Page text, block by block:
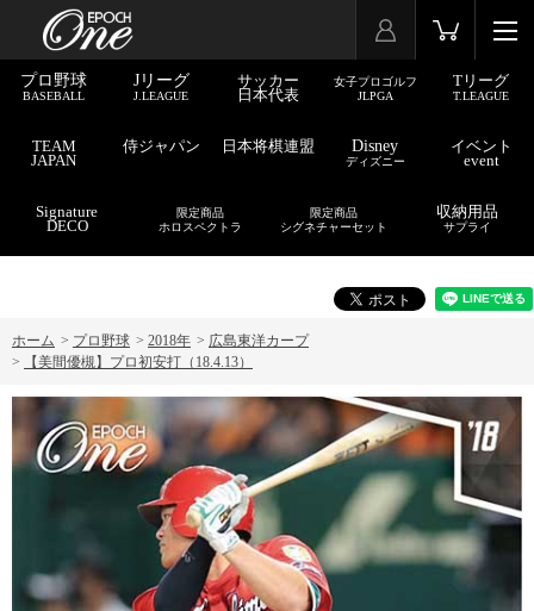
プロ野球
BASEBALL
Jリーグ
J.LEAGUE
サッカー
日本代表
女子プロゴルフ
JLPGA
Tリーグ
T.LEAGUE
TEAM
JAPAN
侍ジャパン 日本将棋連盟 Disney
ディズニー
イベント
event
Signature
DECO
限定商品
ホロスペクトラ
限定商品
シグネチャーセット
収納用品
サプライ
ホーム > プロ野球 > 2018年 > 広島東洋カープ
>
【美間優槻】プロ初安打（18.4.13）